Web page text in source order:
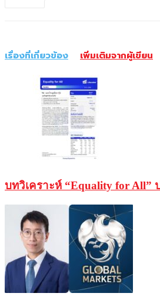
เรื่องที่เกี่ยวข้อง เพิ่มเติมจากผู้เขียน
บทวิเคราะห์ “Equality for All”